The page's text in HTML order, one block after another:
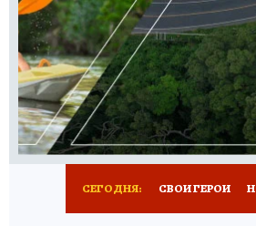
ПРЕСС-ЦЕНТР
ВСЕ О КП РАДИО КП
СЕГОДНЯ: СВОИ ГЕРОИ